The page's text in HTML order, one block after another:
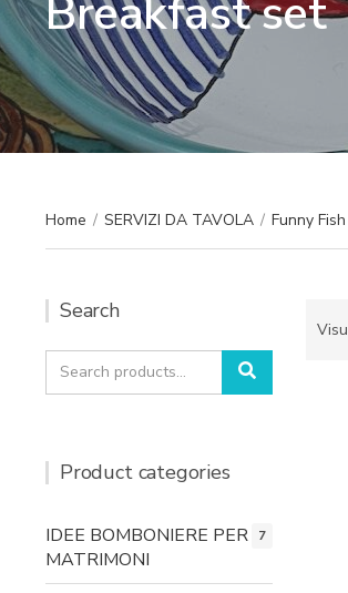
Breakfast set
Home / SERVIZI DA TAVOLA / Funny
Search
Search
for:
Search
Product categories
IDEE BOMBONIERE PER
MATRIMONI
7